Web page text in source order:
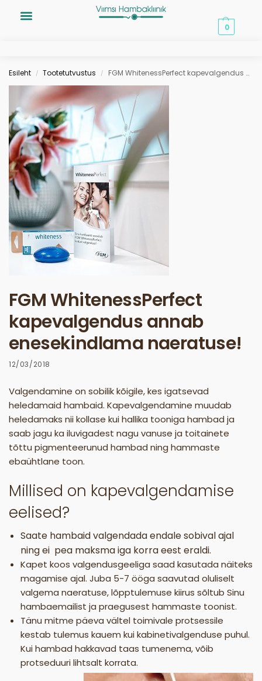
0
Esileht / Tootetutvustus / FGM WhitenessPerfect kapevalgendus annab enesekindlama naeratuse!
FGM WhitenessPerfect
kapevalgendus annab
enesekindlama naeratuse!
12/03/2018
Valgendamine on sobilik kõigile, kes igatsevad
heledamaid hambaid. Kapevalgendamine muudab
heledamaks nii kollase kui hallika tooniga hambad ja
saab jagu ka iluvigadest nagu vanuse ja toitainete
tõttu pigmenteerunud hambad ning hammaste
ebaühtlane toon.
Millised on kapevalgendamise
eelised?
Saate hambaid valgendada endale sobival ajal
ning ei pea maksma iga korra eest eraldi.
Kapet koos valgendusgeeliga saad kasutada näiteks
magamise ajal. Juba 5-7 ööga saavutad oluliselt
valgema naeratuse, lõpptulemuse kiirus sõltub Sinu
hambaemailist ja praegusest hammaste toonist.
Tänu mitme päeva vältel toimivale protsessile
kestab tulemus kauem kui kabinetivalgenduse puhul.
Kui hambad hakkavad taas tumenema, võib
protseduuri lihtsalt korrata.